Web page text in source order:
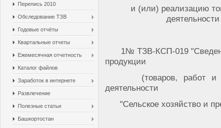
Перепись 2010
Обследование ТЗВ
Годовые отчёты
Квартальные отчеты
Ежемесячная отчетность
Каталог файлов
Заработок в интернете
Развлечение
Полезные статьи
Башкортостан
и (или) реализацию
1№ ТЗВ-КСП-019
продукции
(товаров, работ
деятельности
"Сельское хозяйство и